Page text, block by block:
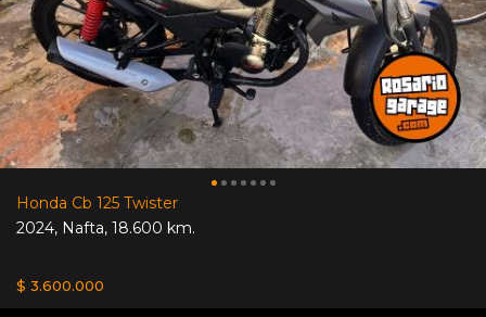
Honda Cb 125 Twister
2024, Nafta, 18.600 km.
$ 3.600.000